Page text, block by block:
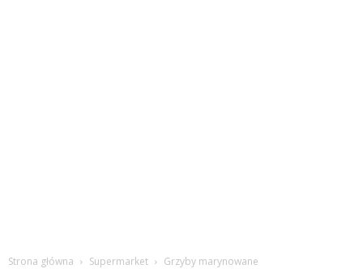
Strona główna Supermarket Grzyby marynowane